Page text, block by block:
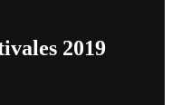
2019